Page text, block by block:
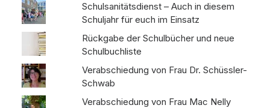
Schulsanitätsdienst – Auch in diesem
Schuljahr für euch im Einsatz
Rückgabe der Schulbücher und neue
Schulbuchliste
Verabschiedung von Frau Dr. Schüssler-
Schwab
Verabschiedung von Frau Mac Nelly